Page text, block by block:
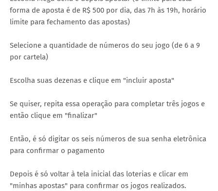
forma de aposta é de R$ 500 por dia, das 7h às 19h, horário
limite para fechamento das apostas)
Selecione a quantidade de números do seu jogo (de 6 a 9
por cartela)
Escolha suas dezenas e clique em "incluir aposta"
Se quiser, repita essa operação para completar três jogos e
então clique em "finalizar"
Então, é só digitar os seis números de sua senha eletrônica
para confirmar o pagamento
Depois é só voltar à tela inicial das loterias e clicar em
"minhas apostas" para confirmar os jogos realizados.